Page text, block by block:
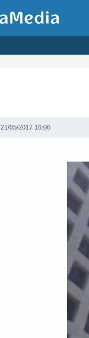
21/05/2017 16:06